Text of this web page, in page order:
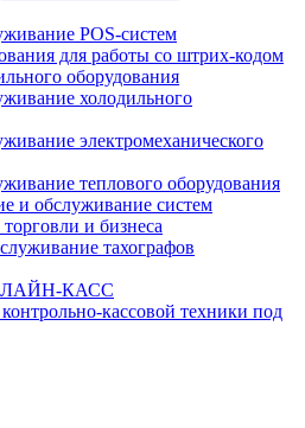
POS-систем
для работы со штрих-кодом
оборудования
холодильного
электромеханического
теплового оборудования
и обслуживание систем
и бизнеса
тахографов
КАСС
кассовой техники под